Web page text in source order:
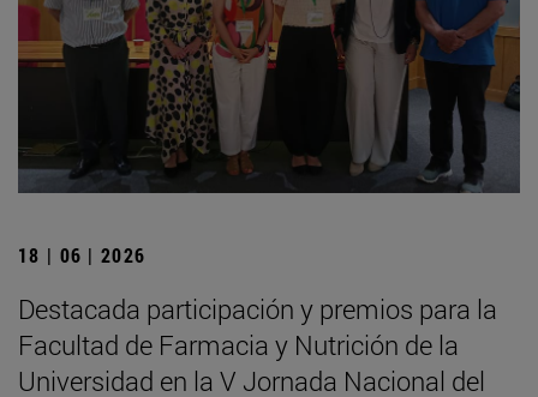
18 | 06 | 2026
Destacada participación y premios para la
Facultad de Farmacia y Nutrición de la
Universidad en la V Jornada Nacional del